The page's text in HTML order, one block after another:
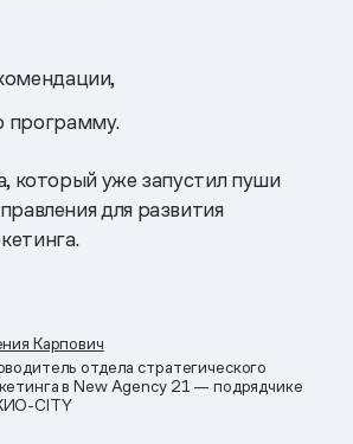
программу.
который уже запустил пуши
для развития
Карпович
отдела стратегического
в New Agency 21 — подрядчике
CITY